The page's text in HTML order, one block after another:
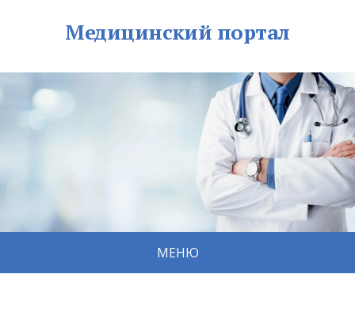
Медицинский портал
МЕНЮ